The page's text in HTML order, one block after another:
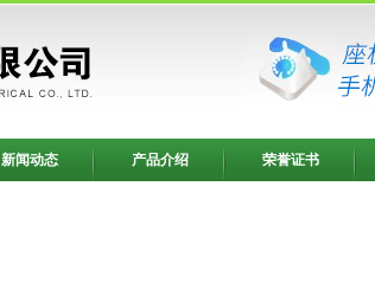
新闻动态 产品介绍 荣誉证书